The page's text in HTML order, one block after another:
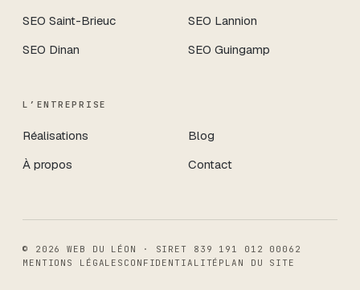
SEO Saint-Brieuc SEO Lannion
SEO Dinan SEO Guingamp
L’ENTREPRISE
Réalisations
Blog
À propos
Contact
© 2026 WEB DU LÉON · SIRET 839 191 012 00062
MENTIONS LÉGALES CONFIDENTIALITÉ PLAN DU SITE